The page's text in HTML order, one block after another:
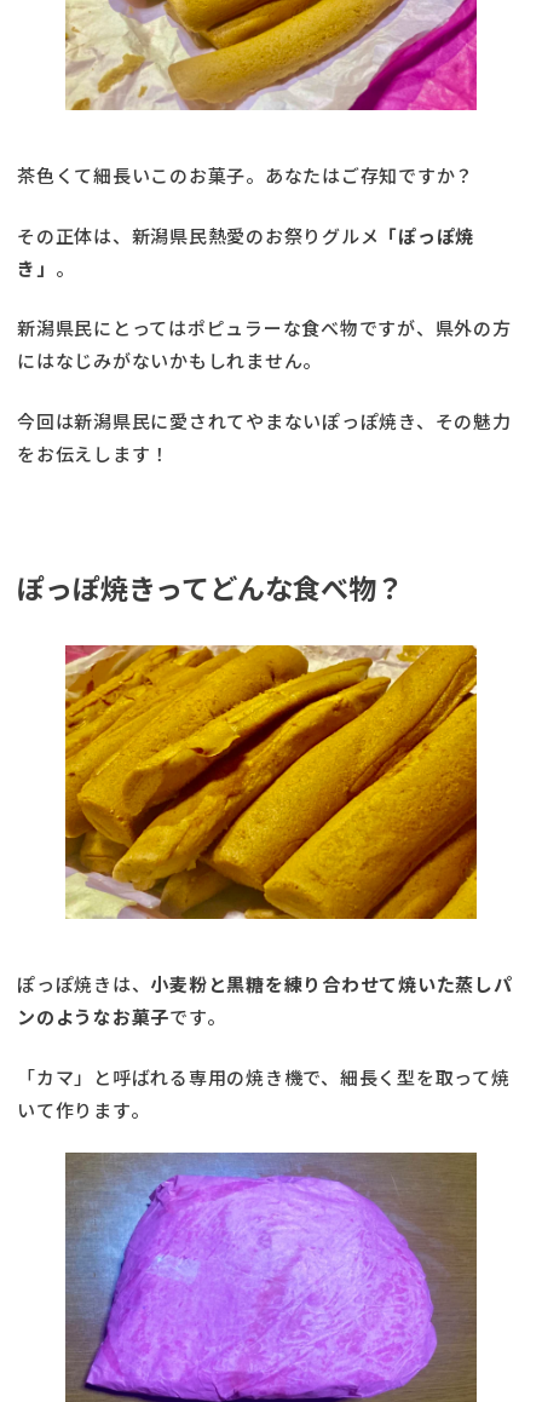
茶色くて細長いこのお菓子。あなたはご存知ですか？
その正体は、新潟県民熱愛のお祭りグルメ 「ぽっぽ焼
き」 。
新潟県民にとってはポピュラーな食べ物ですが、県外の方
にはなじみがないかもしれません。
今回は新潟県民に愛されてやまないぽっぽ焼き、その魅力
をお伝えします！
ぽっぽ焼きってどんな食べ物？
ぽっぽ焼きは、 小麦粉と黒糖を練り合わせて焼いた蒸しパ
ンのようなお菓子です。
「カマ」と呼ばれる専用の焼き機で、細長く型を取って焼
いて作ります。